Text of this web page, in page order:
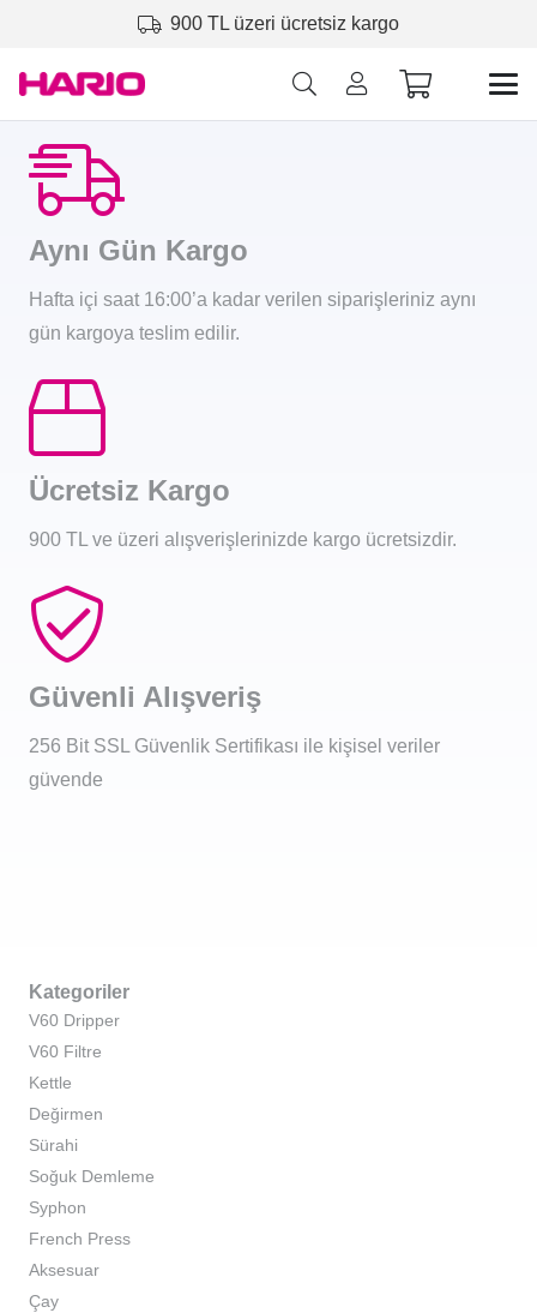
900 TL üzeri ücretsiz kargo
Aynı Gün Kargo
Hafta içi saat 16:00’a kadar verilen siparişleriniz aynı
gün kargoya teslim edilir.
Ücretsiz Kargo
900 TL ve üzeri alışverişlerinizde kargo ücretsizdir.
Güvenli Alışveriş
256 Bit SSL Güvenlik Sertifikası ile kişisel veriler
güvende
Kategoriler
V60 Dripper
V60 Filtre
Kettle
Değirmen
Sürahi
Soğuk Demleme
Syphon
French Press
Aksesuar
Çay